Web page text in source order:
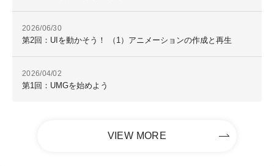
2026/06/30
第2回：UIを動かそう！ （1）アニメーションの作成と再生
2026/04/02
第1回：UMGを始めよう
VIEW MORE